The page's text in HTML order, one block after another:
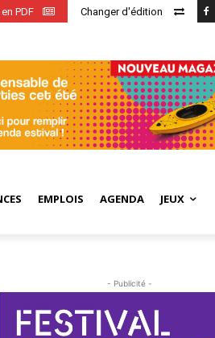
Changer d'édition
PDF
EMPLOIS AGENDA JEUX
- Publicité -